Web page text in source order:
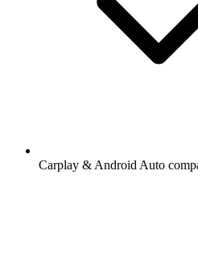
Carplay & Android Auto